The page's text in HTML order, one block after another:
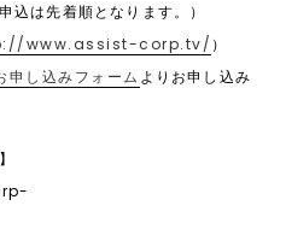
込は先着順となります。）
www.assist-corp.tv/ ）
申し込みフォーム よりお申し込み